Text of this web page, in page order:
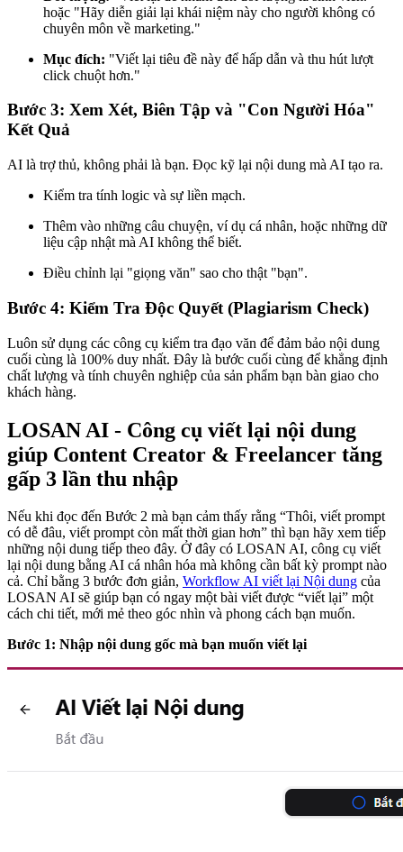
hoặc "Hãy diễn giải lại khái niệm này cho người không có
chuyên môn về marketing."
Mục đích: "Viết lại tiêu đề này để hấp dẫn và thu hút lượt
click chuột hơn."
Bước 3: Xem Xét, Biên Tập và "Con Người Hóa"
Kết Quả
AI là trợ thủ, không phải là bạn. Đọc kỹ lại nội dung mà AI tạo ra.
Kiểm tra tính logic và sự liền mạch.
Thêm vào những câu chuyện, ví dụ cá nhân, hoặc những dữ
liệu cập nhật mà AI không thể biết.
Điều chỉnh lại "giọng văn" sao cho thật "bạn".
Bước 4: Kiểm Tra Độc Quyết (Plagiarism Check)
Luôn sử dụng các công cụ kiểm tra đạo văn để đảm bảo nội dung
cuối cùng là 100% duy nhất. Đây là bước cuối cùng để khẳng định
chất lượng và tính chuyên nghiệp của sản phẩm bạn bàn giao cho
khách hàng.
LOSAN AI - Công cụ viết lại nội dung
giúp Content Creator & Freelancer tăng
gấp 3 lần thu nhập
Nếu khi đọc đến Bước 2 mà bạn cảm thấy rằng “Thôi, viết prompt
có dễ đâu, viết prompt còn mất thời gian hơn” thì bạn hãy xem tiếp
những nội dung tiếp theo đây. Ở đây có LOSAN AI, công cụ viết
lại nội dung bằng AI cá nhân hóa mà không cần bất kỳ prompt nào
cả. Chỉ bằng 3 bước đơn giản, Workflow AI viết lại Nội dung của
LOSAN AI sẽ giúp bạn có ngay một bài viết được “viết lại” một
cách chi tiết, mới mẻ theo góc nhìn và phong cách bạn muốn.
Bước 1: Nhập nội dung gốc mà bạn muốn viết lại